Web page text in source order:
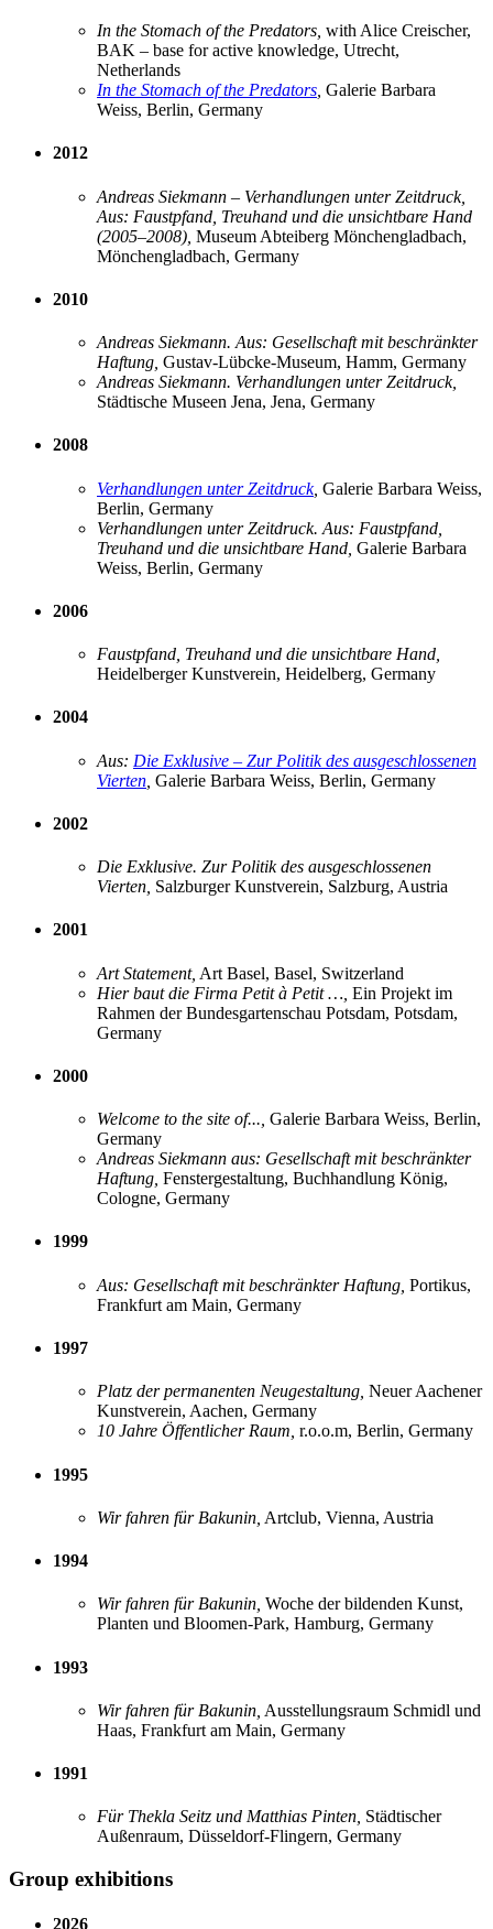
In the Stomach of the Predators, with Alice Creischer,
BAK – base for active knowledge, Utrecht,
Netherlands
In the Stomach of the Predators Galerie Barbara
Weiss, Berlin, Germany
2012
Andreas Siekmann – Verhandlungen unter Zeitdruck,
Aus: Faustpfand, Treuhand und die unsichtbare Hand
(2005–2008), Museum Abteiberg Mönchengladbach,
Mönchengladbach, Germany
2010
Andreas Siekmann. Aus: Gesellschaft mit beschränkter
Haftung, Gustav-Lübcke-Museum, Hamm, Germany
Andreas Siekmann. Verhandlungen unter Zeitdruck,
Städtische Museen Jena, Jena, Germany
2008
Verhandlungen unter Zeitdruck, Galerie Barbara Weiss,
Berlin, Germany
Verhandlungen unter Zeitdruck. Aus: Faustpfand,
Treuhand und die unsichtbare Hand, Galerie Barbara
Weiss, Berlin, Germany
2006
Faustpfand, Treuhand und die unsichtbare Hand,
Heidelberger Kunstverein, Heidelberg, Germany
2004
Aus: Die Exklusive – Zur Politik des ausgeschlossenen
Vierten Galerie Barbara Weiss, Berlin, Germany
2002
Die Exklusive. Zur Politik des ausgeschlossenen
Vierten, Salzburger Kunstverein, Salzburg, Austria
2001
Art Statement, Art Basel, Basel, Switzerland
Hier baut die Firma Petit à Petit …, Ein Projekt im
Rahmen der Bundesgartenschau Potsdam, Potsdam,
Germany
2000
Welcome to the site of..., Galerie Barbara Weiss, Berlin,
Germany
Andreas Siekmann aus: Gesellschaft mit beschränkter
Haftung, Fenstergestaltung, Buchhandlung König,
Cologne, Germany
1999
Aus: Gesellschaft mit beschränkter Haftung, Portikus,
Frankfurt am Main, Germany
1997
Platz der permanenten Neugestaltung, Neuer Aachener
Kunstverein, Aachen, Germany
10 Jahre Öffentlicher Raum, r.o.o.m, Berlin, Germany
1995
Wir fahren für Bakunin, Artclub, Vienna, Austria
1994
Wir fahren für Bakunin, Woche der bildenden Kunst,
Planten und Bloomen-Park, Hamburg, Germany
1993
Wir fahren für Bakunin, Ausstellungsraum Schmidl und
Haas, Frankfurt am Main, Germany
1991
Für Thekla Seitz und Matthias Pinten, Städtischer
Außenraum, Düsseldorf-Flingern, Germany
Group exhibitions
2026